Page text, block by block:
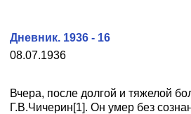
08.07.1936
Дневник. 1936 - 16
Вчера, после долгой и тяжелой
Г.В.Чичерин[1]. Он умер без